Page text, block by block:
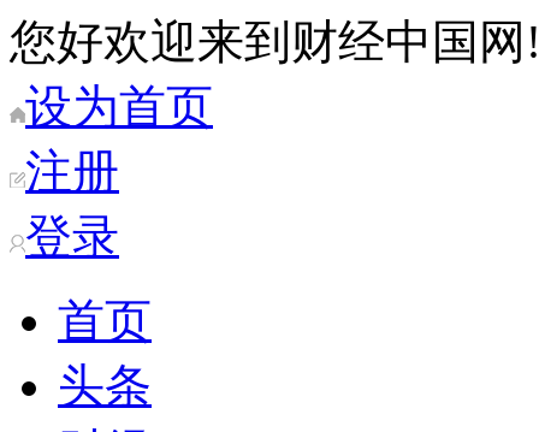
您好欢迎来到财经中国网
设为首页
注册
登录
首页
头条